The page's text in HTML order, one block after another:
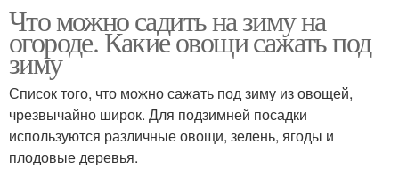
Что можно садить на зиму на
огороде. Какие овощи сажать под
зиму
Список того, что можно сажать под зиму из овощей,
чрезвычайно широк. Для подзимней посадки
используются различные овощи, зелень, ягоды и
плодовые деревья.